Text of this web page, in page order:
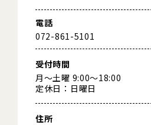
電話
072-861-5101
受付時間
月～土曜 9:00～18:00
定休日：日曜日
住所